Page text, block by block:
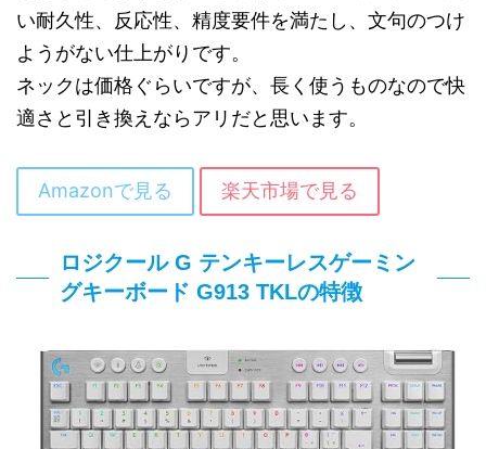
い耐久性、反応性、精度要件を満たし、文句のつけ
ようがない仕上がりです。
ネックは価格ぐらいですが、長く使うものなので快
適さと引き換えならアリだと思います。
Amazonで見る 楽天市場で見る
ロジクール G テンキーレスゲーミン
グキーボード G913 TKLの特徴